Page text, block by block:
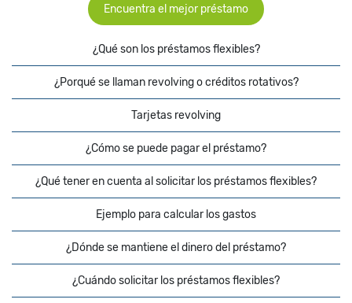
Encuentra el mejor préstamo
¿Qué son los préstamos flexibles?
¿Porqué se llaman revolving o créditos rotativos?
Tarjetas revolving
¿Cómo se puede pagar el préstamo?
¿Qué tener en cuenta al solicitar los préstamos flexibles?
Ejemplo para calcular los gastos
¿Dónde se mantiene el dinero del préstamo?
¿Cuándo solicitar los préstamos flexibles?